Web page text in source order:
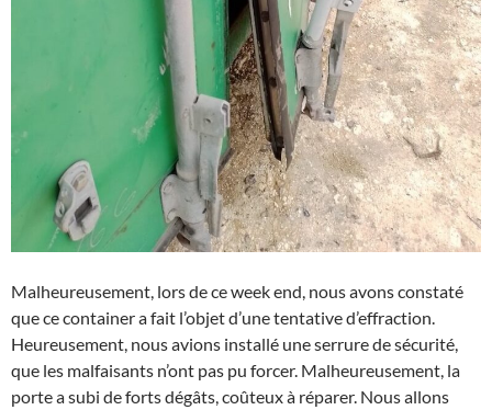
Malheureusement, lors de ce week end, nous avons constaté
que ce container a fait l’objet d’une tentative d’effraction.
Heureusement, nous avions installé une serrure de sécurité,
que les malfaisants n’ont pas pu forcer. Malheureusement, la
porte a subi de forts dégâts, coûteux à réparer. Nous allons